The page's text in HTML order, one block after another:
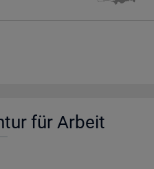
für Ar­beit